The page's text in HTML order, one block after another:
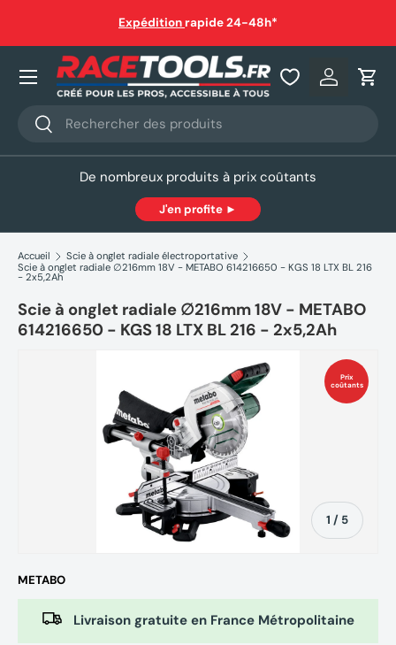
Aller au contenu
Expédition rapide 24-48h*
Recherche
Rechercher
Se
Nos produits
De nombreux produits à prix coûtants
J'en profite ►
Accueil
Scie à onglet radiale électroportative
Scie à onglet radiale ∅216mm 18V - METABO 614216650 - KGS 18 LTX BL 216
- 2x5,2Ah
Scie à onglet radiale ∅216mm 18V - METABO
614216650 - KGS 18 LTX BL 216 - 2x5,2Ah
Prix
coûtants
1 / de
5
METABO
Livraison gratuite en France Métropolitaine